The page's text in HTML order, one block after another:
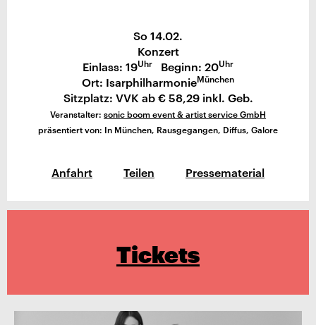
So 14.02.
Konzert
Einlass: 19Uhr Beginn: 20Uhr
Ort: IsarphilharmonieMünchen
Sitzplatz: VVK ab € 58,29 inkl. Geb.
Veranstalter: sonic boom event & artist service GmbH
präsentiert von: In München, Rausgegangen, Diffus, Galore
Anfahrt Teilen Pressematerial
Tickets